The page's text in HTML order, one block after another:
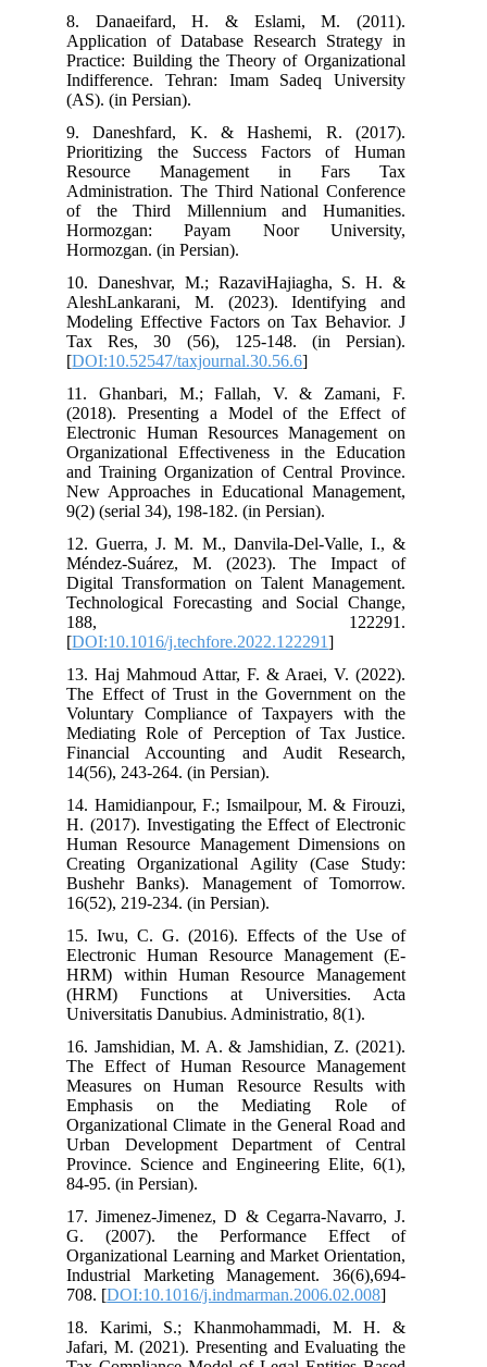
8. Danaeifard, H. & Eslami, M. (2011).
Application of Database Research Strategy in
Practice: Building the Theory of Organizational
Indifference. Tehran: Imam Sadeq University
(AS). (in Persian).
9. Daneshfard, K. & Hashemi, R. (2017).
Prioritizing the Success Factors of Human
Resource Management in Fars Tax
Administration. The Third National Conference
of the Third Millennium and Humanities.
Hormozgan: Payam Noor University,
Hormozgan. (in Persian).
10. Daneshvar, M.; RazaviHajiagha, S. H. &
AleshLankarani, M. (2023). Identifying and
Modeling Effective Factors on Tax Behavior. J
Tax Res, 30 (56), 125-148. (in Persian).
[DOI:10.52547/taxjournal.30.56.6
11. Ghanbari, M.; Fallah, V. & Zamani, F.
(2018). Presenting a Model of the Effect of
Electronic Human Resources Management on
Organizational Effectiveness in the Education
and Training Organization of Central Province.
New Approaches in Educational Management,
9(2) (serial 34), 198-182. (in Persian).
12. Guerra, J. M. M., Danvila-Del-Valle, I., &
Méndez-Suárez, M. (2023). The Impact of
Digital Transformation on Talent Management.
Technological Forecasting and Social Change,
188, 122291.‏
[DOI:10.1016/j.techfore.2022.122291
13. Haj Mahmoud Attar, F. & Araei, V. (2022).
The Effect of Trust in the Government on the
Voluntary Compliance of Taxpayers with the
Mediating Role of Perception of Tax Justice.
Financial Accounting and Audit Research,
14(56), 243-264. (in Persian).
14. Hamidianpour, F.; Ismailpour, M. & Firouzi,
H. (2017). Investigating the Effect of Electronic
Human Resource Management Dimensions on
Creating Organizational Agility (Case Study:
Bushehr Banks). Management of Tomorrow.
16(52), 219-234. (in Persian).
15. Iwu, C. G. (2016). Effects of the Use of
Electronic Human Resource Management (E-
HRM) within Human Resource Management
(HRM) Functions at Universities. Acta
16. Jamshidian, M. A. & Jamshidian, Z. (2021).
The Effect of Human Resource Management
Measures on Human Resource Results with
Emphasis on the Mediating Role of
Organizational Climate in the General Road and
Urban Development Department of Central
Province. Science and Engineering Elite, 6(1),
84-95. (in Persian).
17. Jimenez-Jimenez, D & Cegarra-Navarro, J.
G. (2007). the Performance Effect of
Organizational Learning and Market Orientation,
Industrial Marketing Management. 36(6),694-
708. [DOI:10.1016/j.indmarman.2006.02.008
18. Karimi, S.; Khanmohammadi, M. H. &
Jafari, M. (2021). Presenting and Evaluating the